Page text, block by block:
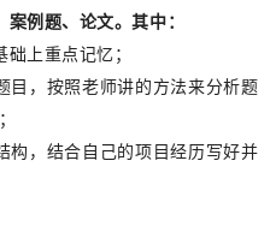
例题、论文。其中：
上重点记忆；
目，按照老师讲的方法来分析题
构，结合自己的项目经历写好并